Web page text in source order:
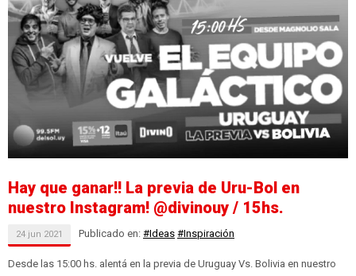
Hay que ganar!! La previa de Uru-Bol en
nuestro Instagram! @divinouy / 15hs.
24 jun 2021 Publicado en: #Ideas #Inspiración
Desde las 15:00 hs. alentá en la previa de Uruguay Vs. Bolivia en nuestro